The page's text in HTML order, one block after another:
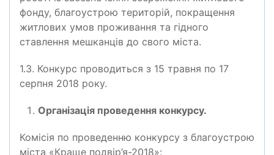
фонду, благоустрою територій, покращення
житлових умов проживання та гідного
ставлення мешканців до свого міста.
1.3. Конкурс проводиться з 15 травня по 17
серпня 2018 року.
Організація проведення конкурсу.
Комісія по проведенню конкурсу з благоустрою
міста «Краще подвір’я-2018»: